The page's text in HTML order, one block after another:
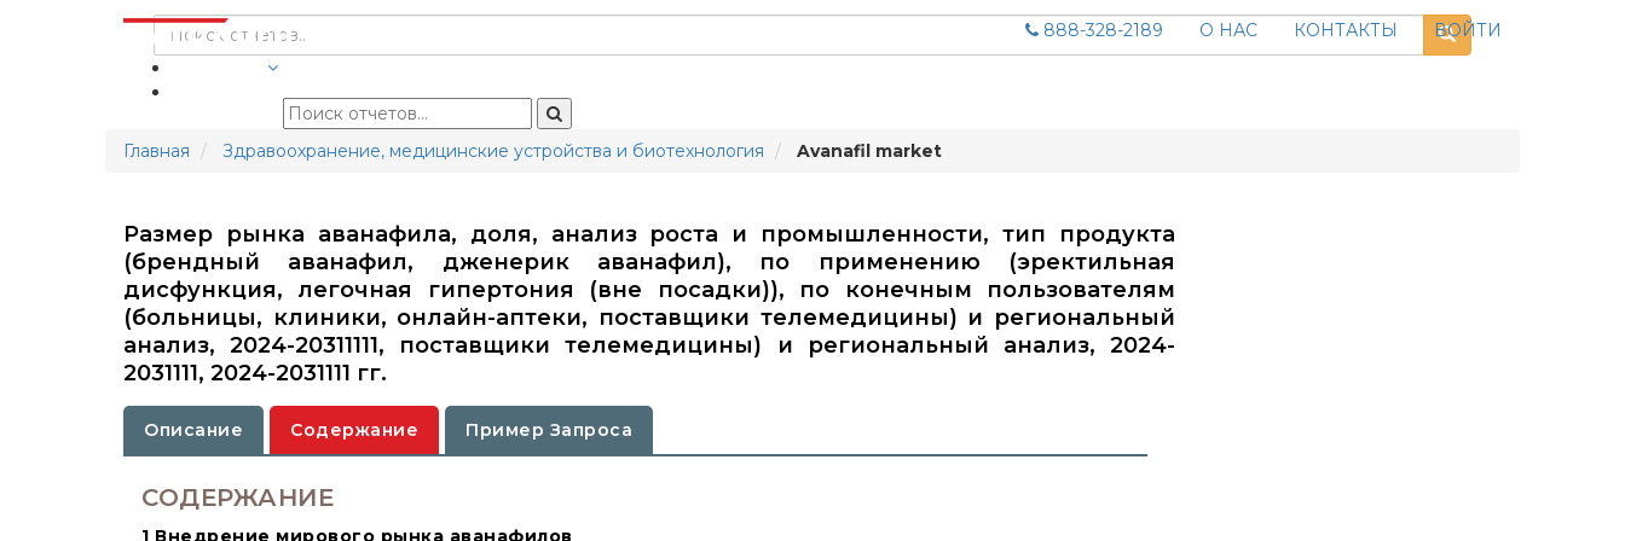
888-328-2189 О НАС КОНТАКТЫ
ВОЙТИ
Главная Здравоохранение, медицинские устройства и биотехнология Avanafil market
Размер рынка аванафила, доля, анализ роста и промышленности, тип продукта
(брендный аванафил, дженерик аванафил), по применению (эректильная
дисфункция, легочная гипертония (вне посадки)), по конечным пользователям
(больницы, клиники, онлайн-аптеки, поставщики телемедицины) и региональный
анализ, 2024-20311111, поставщики телемедицины) и региональный анализ, 2024-
2031111, 2024-2031111 гг.
Описание Содержание Пример Запроса
СОДЕРЖАНИЕ
1 Внедрение мирового рынка аванафилов